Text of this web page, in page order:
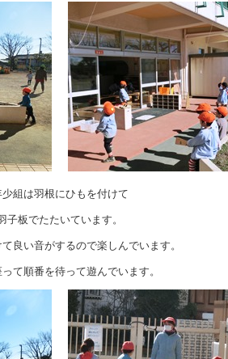
少組は羽根にひもを付けて
子板でたたいています。
良い音がするので楽しんでいます。
て順番を待って遊んでいます。